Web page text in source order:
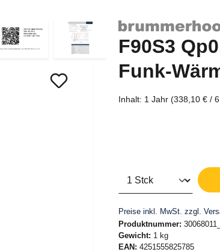
F90S3
Funk-
Inhalt: 1 Jahr (338,10 € /
Preise inkl. MwSt. zzgl.
Produkt
Produktnummer:
Gewicht: 1 kg
EAN: 4251555825785